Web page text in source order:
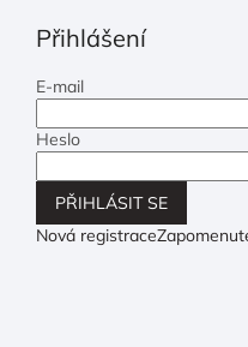
Přihlášení
E-mail
Heslo
PŘIHLÁSIT SE
Nová registrace